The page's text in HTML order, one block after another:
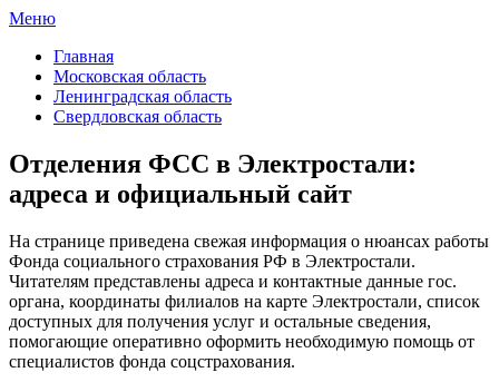
Меню
Главная
Московская область
Ленинградская область
Свердловская область
Отделения ФСС в Электростали:
адреса и официальный сайт
На странице приведена свежая информация о нюансах работы
Фонда социального страхования РФ в Электростали.
Читателям представлены адреса и контактные данные гос.
органа, координаты филиалов на карте Электростали, список
доступных для получения услуг и остальные сведения,
помогающие оперативно оформить необходимую помощь от
специалистов фонда соцстрахования.